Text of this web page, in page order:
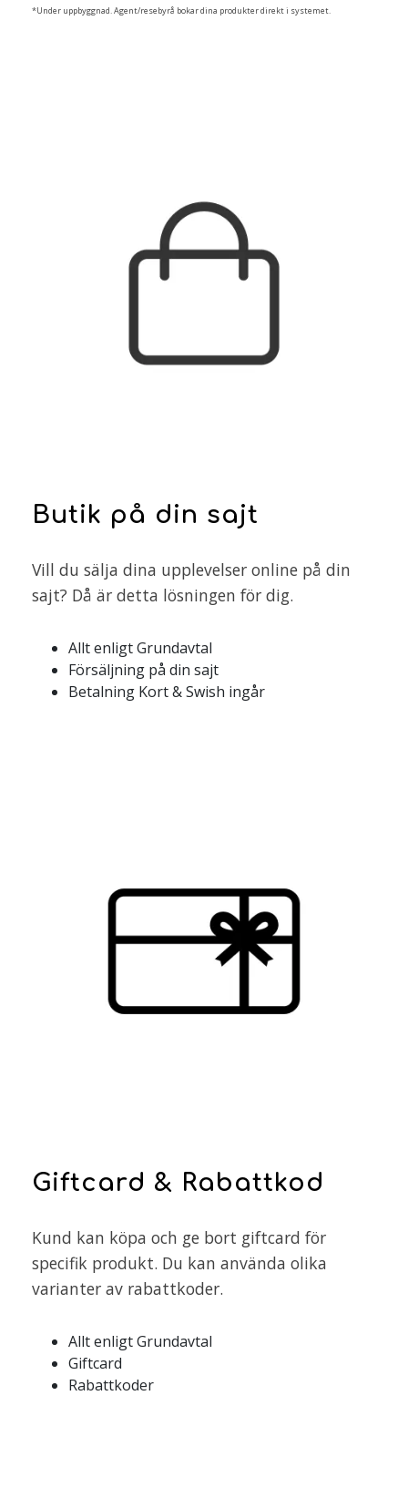
*Under uppbyggnad. Agent/resebyrå bokar dina produkter direkt i systemet.
Butik på din sajt
Vill du sälja dina upplevelser online på din
sajt? Då är detta lösningen för dig.
Allt enligt Grundavtal
Försäljning på din sajt
Betalning Kort & Swish ingår
Giftcard & Rabattkod
Kund kan köpa och ge bort giftcard för
specifik produkt. Du kan använda olika
varianter av rabattkoder.
Allt enligt Grundavtal
Giftcard
Rabattkoder